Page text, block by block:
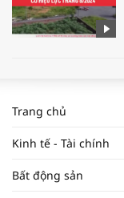
Trang chủ
Kinh tế - Tài chính
Bất động sản